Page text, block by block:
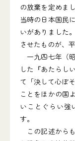
の放棄を定めま
当時の日本国民
いがありました
させたものが、
一九四七年（
した『あたらし
て「決して心ぼ
ことをほかの国
いことぐらい強
す。
この記述から